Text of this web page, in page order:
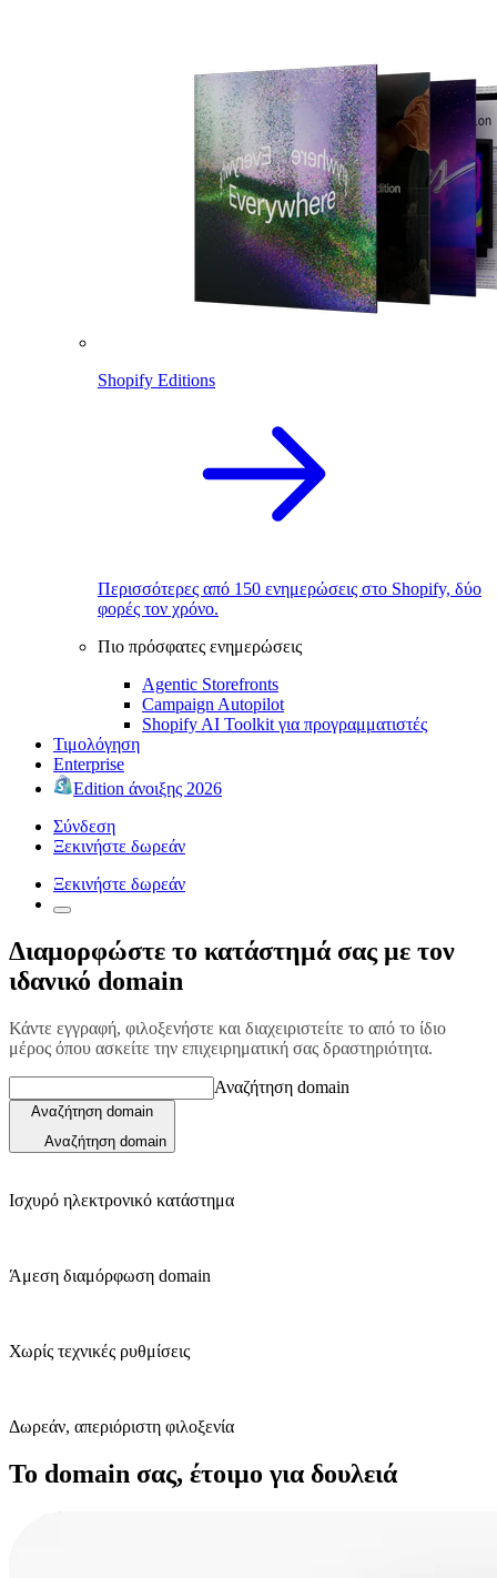
Shopify Editions
Περισσότερες από 150 ενημερώσεις στο Shopify, δύο
φορές τον χρόνο.
Πιο πρόσφατες ενημερώσεις
Agentic Storefronts
Campaign Autopilot
Shopify AI Toolkit για προγραμματιστές
Τιμολόγηση
Enterprise
Edition άνοιξης 2026
Σύνδεση
Ξεκινήστε δωρεάν
Ξεκινήστε δωρεάν
Διαμορφώστε το κατάστημά σας με τον
ιδανικό domain
Κάντε εγγραφή, φιλοξενήστε και διαχειριστείτε το από το ίδιο
μέρος όπου ασκείτε την επιχειρηματική σας δραστηριότητα.
Αναζήτηση domain
Αναζήτηση domain
Αναζήτηση domain
Ισχυρό ηλεκτρονικό κατάστημα
Άμεση διαμόρφωση domain
Χωρίς τεχνικές ρυθμίσεις
Δωρεάν, απεριόριστη φιλοξενία
Το domain σας, έτοιμο για δουλειά